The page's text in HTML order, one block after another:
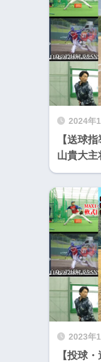
2024年
【送球
山貴大主
2023年
【投球